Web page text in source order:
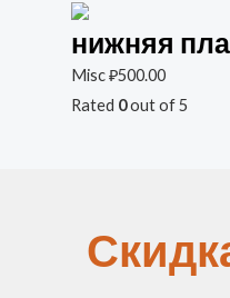
нижняя
Misc₽500.00
Rated 0out of 5